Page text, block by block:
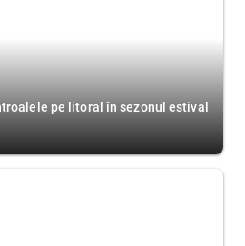
pe litoral în sezonul estival